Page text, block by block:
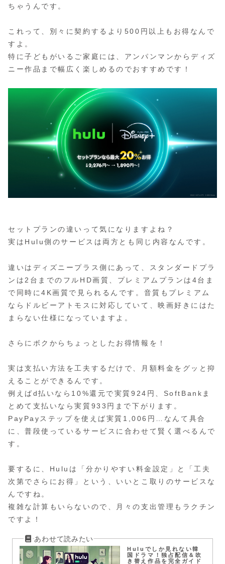
ちゃうんです。
これって、別々に契約するより500円以上もお得なんで
すよ。
特に子どもがいるご家庭には、アンパンマンからディズ
ニー作品まで幅広く楽しめるのでおすすめです！
セットプランの違いって気になりますよね？
実はHulu側のサービスは両方とも同じ内容なんです。
違いはディズニープラス側にあって、スタンダードプラ
ンは2台までのフルHD画質、プレミアムプランは4台ま
で同時に4K画質で見られるんです。音質もプレミアム
ならドルビーアトモスに対応していて、映画好きにはた
まらない仕様になっていますよ。
さらにボクからちょっとしたお得情報を！
実は支払い方法を工夫するだけで、月額料金をグッと抑
えることができるんです。
例えばd払いなら10%還元で実質924円、SoftBankま
とめて支払いなら実質933円まで下がります。
PayPayステップを使えば実質1,006円…なんて具合
に、普段使っているサービスに合わせて賢く選べるんで
す。
要するに、Huluは「分かりやすい料金設定」と「工夫
次第でさらにお得」という、いいとこ取りのサービスな
んですね。
複雑な計算もいらないので、月々の支出管理もラクチン
ですよ！
Huluでしか見れない韓
国ドラマ！独占配信＆吹
き替え作品を完全ガイド